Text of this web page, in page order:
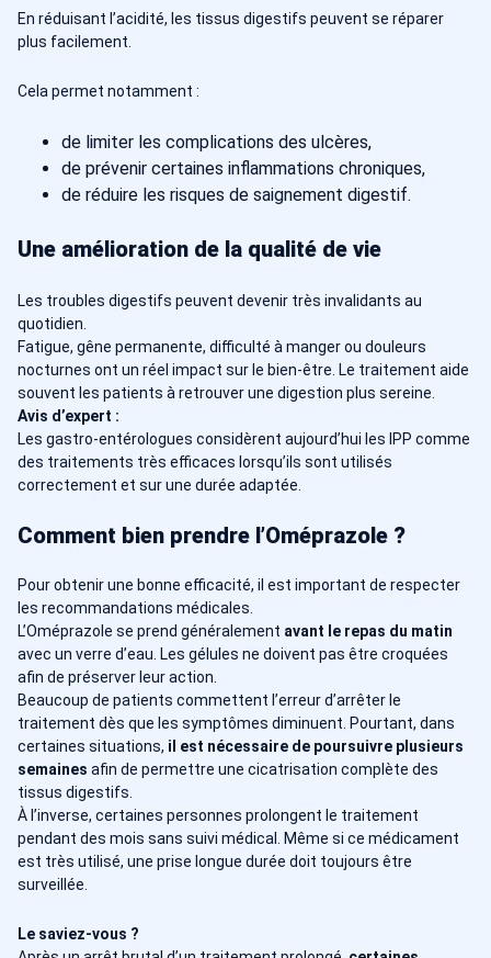
En réduisant l’acidité, les tissus digestifs peuvent se réparer
plus facilement.
Cela permet notamment :
de limiter les complications des ulcères,
de prévenir certaines inflammations chroniques,
de réduire les risques de saignement digestif.
Une amélioration de la qualité de vie
Les troubles digestifs peuvent devenir très invalidants au
quotidien.
Fatigue, gêne permanente, difficulté à manger ou douleurs
nocturnes ont un réel impact sur le bien-être. Le traitement aide
souvent les patients à retrouver une digestion plus sereine.
Avis d’expert :
Les gastro-entérologues considèrent aujourd’hui les IPP comme
des traitements très efficaces lorsqu’ils sont utilisés
correctement et sur une durée adaptée.
Comment bien prendre l’Oméprazole ?
Pour obtenir une bonne efficacité, il est important de respecter
les recommandations médicales.
L’Oméprazole se prend généralement avant le repas du matin
avec un verre d’eau. Les gélules ne doivent pas être croquées
afin de préserver leur action.
Beaucoup de patients commettent l’erreur d’arrêter le
traitement dès que les symptômes diminuent. Pourtant, dans
certaines situations, il est nécessaire de poursuivre plusieurs
semaines afin de permettre une cicatrisation complète des
tissus digestifs.
À l’inverse, certaines personnes prolongent le traitement
pendant des mois sans suivi médical. Même si ce médicament
est très utilisé, une prise longue durée doit toujours être
surveillée.
Le saviez-vous ?